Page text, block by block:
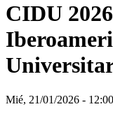
CIDU
Mié, 21/01/2026 - 12:00